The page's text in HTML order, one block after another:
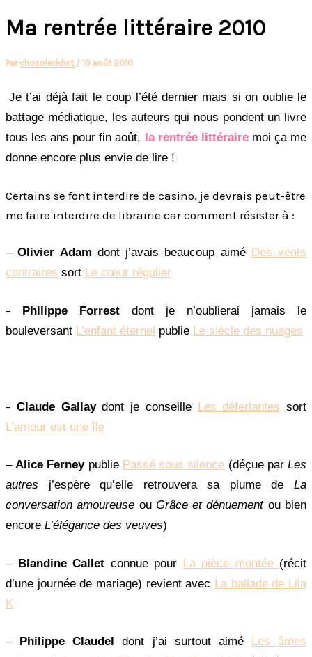
Ma rentrée littéraire 2010
Par chocoladdict / 10 août 2010
Je t’ai déjà fait le coup l’été dernier mais si on oublie le
battage médiatique, les auteurs qui nous pondent un livre
tous les ans pour fin août, la rentrée littérairemoi ça me
donne encore plus envie de lire !
Certains se font interdire de casino, je devrais peut-être
me faire interdire de librairie car comment résister à :
–Olivier Adam dont j’avais beaucoup aimé Des vents
contraires sort Le cœur régulier
– Philippe Forrest dont je n’oublierai jamais le
bouleversant L’enfant éternel publie Le siècle des nuages
– Claude Gallaydont je conseille Les déferlantes sort
L’amour est une île
–Alice Ferneypublie Passé sous silence (déçue parLes
autres j’espère qu’elle retrouvera sa plume deLa
conversation amoureuse ou Grâce et dénuementou bien
encore L’élégance des veuves)
– Blandine Callet connue pour La pièce montée (récit
d’une journée de mariage) revient avec La ballade de Lila
K
– Philippe Claudel dont j’ai surtout aimé Les âmes